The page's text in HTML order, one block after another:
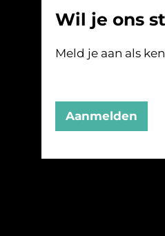
Wil je ons
Meld je aan als
Aanmelden